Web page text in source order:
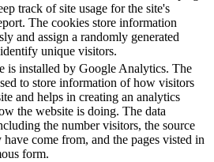
track of site usage for the site's
The cookies store information
and assign a randomly generated
unique visitors.
is installed by Google Analytics. The
to store information of how visitors
and helps in creating an analytics
the website is doing. The data
the number visitors, the source
have come from, and the pages visted in
form.